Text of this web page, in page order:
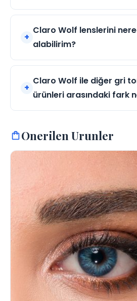
Claro Wolf lenslerini
alabilirim?
Claro Wolf ile diğer gri
ürünleri arasındaki fark
Onerilen Urunler